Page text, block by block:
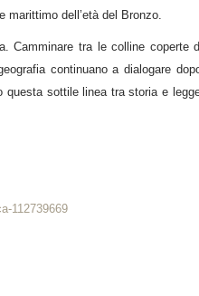
dell’età del Bronzo.
tra le colline
continuano a dialogare
sottile linea tra storia e
112739669